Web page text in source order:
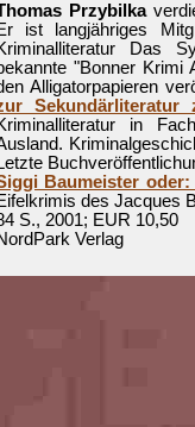
Przybilka
ist langjähriges
Das
"Bonner Krimi
Alligatorpapieren
Sekundärliteratur
in
Baumeister
des Jacques
S., 2001; EUR 10,50
Verlag